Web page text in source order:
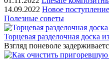
14.09.2022 Новое
Полезные советы
Торцевая разделочная доска
Взгляд поневоле